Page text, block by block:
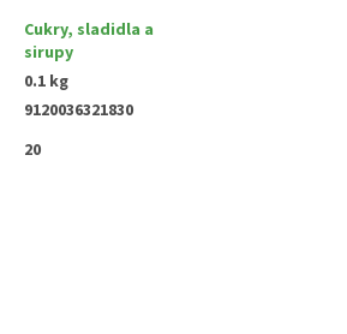
Cukry, sladidla a
sirupy
0.1 kg
9120036321830
20